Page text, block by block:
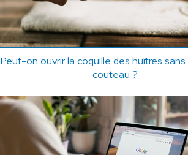
Peut-on ouvrir la coquille des huîtres
couteau ?